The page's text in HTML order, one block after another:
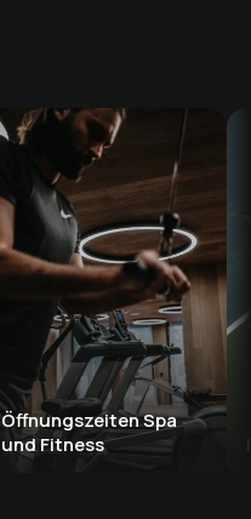
Öffnungszeiten Spa
und Fitness